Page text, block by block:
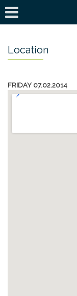
Location
FRIDAY 07.02.2014